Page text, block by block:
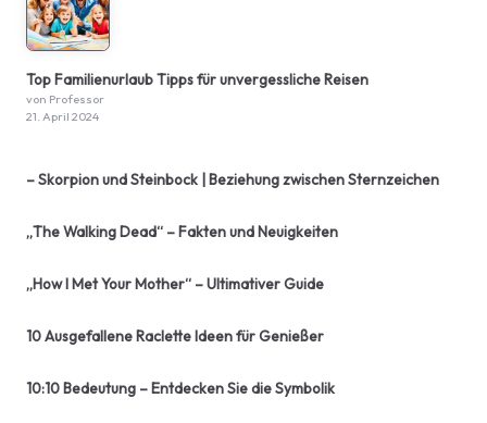
Top Familienurlaub Tipps für unvergessliche Reisen
von Professor
21. April 2024
– Skorpion und Steinbock | Beziehung zwischen Sternzeichen
„The Walking Dead“ – Fakten und Neuigkeiten
„How I Met Your Mother“ – Ultimativer Guide
10 Ausgefallene Raclette Ideen für Genießer
10:10 Bedeutung – Entdecken Sie die Symbolik